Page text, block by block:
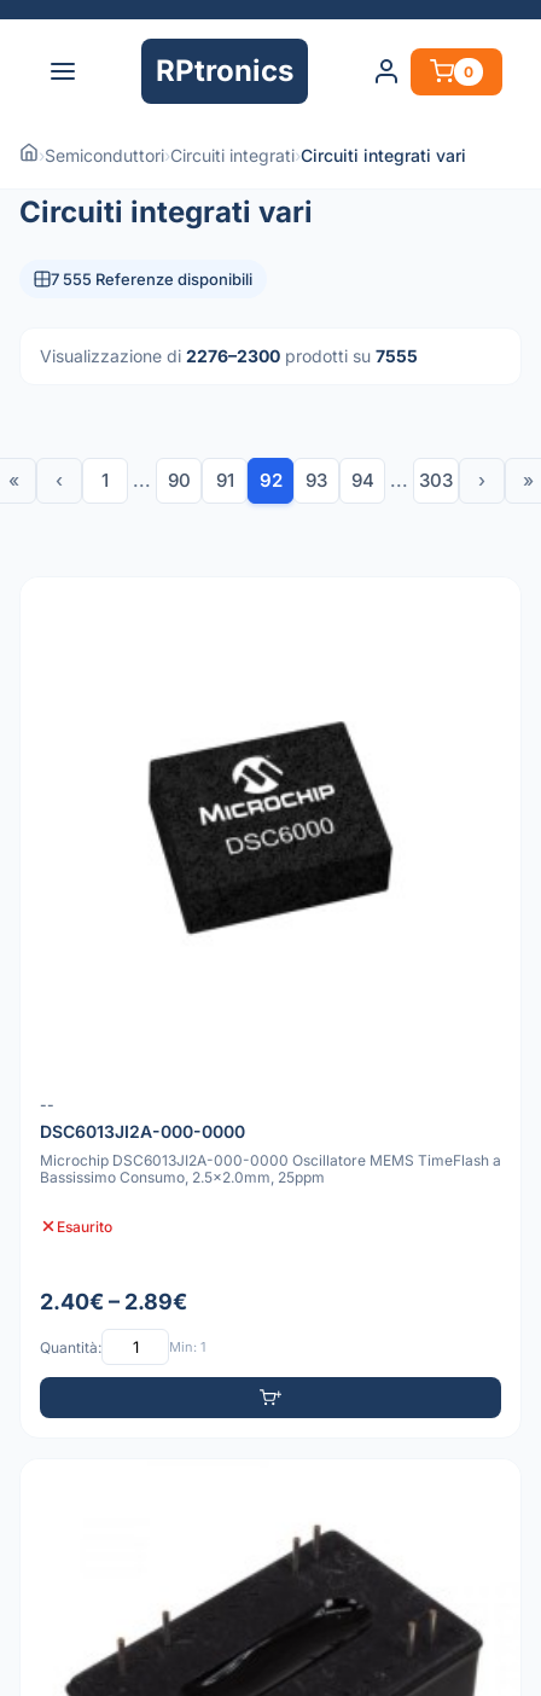
RPtronics 0
›Semiconduttori›Circuiti integrati›Circuiti integrati vari
Circuiti integrati vari
7 555 Referenze disponibili
Visualizzazione di 2276–2300 prodotti su 7555
« ‹ 1 ... 90 91 92 93 94 ... 303 › »
--
DSC6013JI2A-000-0000
Microchip DSC6013JI2A-000-0000 Oscillatore MEMS TimeFlash a
Bassissimo Consumo, 2.5x2.0mm, 25ppm
Esaurito
2.40€ – 2.89€
Quantità: Min: 1